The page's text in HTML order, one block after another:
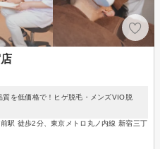
質を低価格で！ヒゲ脱毛・メンズVIO脱
駅 徒歩2分、東京メトロ丸ノ内線 新宿三丁